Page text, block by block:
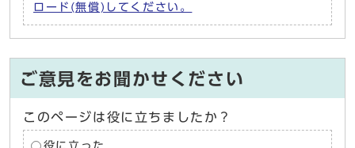
ロード(無償)してください。
ご意見をお聞かせください
このページは役に立ちましたか？
役に立った